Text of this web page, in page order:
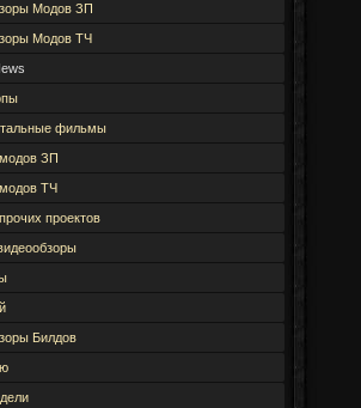
Модов ЗП
Модов ТЧ
фильмы
ЗП
ТЧ
проектов
Билдов